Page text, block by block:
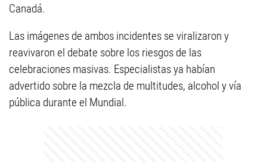
Canadá.
Las imágenes de ambos incidentes se viralizaron y
reavivaron el debate sobre los riesgos de las
celebraciones masivas. Especialistas ya habían
advertido sobre la mezcla de multitudes, alcohol y vía
pública durante el Mundial.